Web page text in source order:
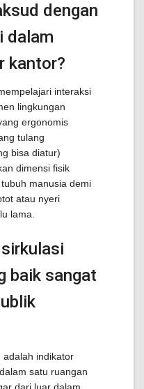
dengan
dalam
kantor?
interaksi
lingkungan
ergonomis
tulang
bisa diatur)
dimensi fisik
manusia demi
atau nyeri
lama.
baik sangat
adalah indikator
satu ruangan